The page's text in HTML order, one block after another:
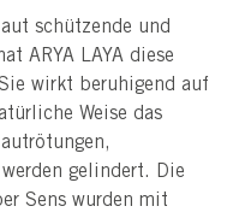
schützende und
ARYA LAYA diese
wirkt beruhigend auf
Weise das
gelindert. Die
Sens wurden mit